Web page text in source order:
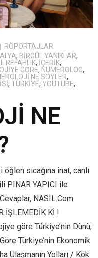
RÖPORTAJLAR
, BİRGÜL YANIKLAR,
REFAHLIK, IÇERIK,
GÖRE, NUMEROLOG,
NE SÖYLER,
, TÜRKIYE, YOUTUBE,
NE
sıcağına inat, canlı
PINAR YAPICI ile
NASIL.Com
İŞLEMEDİK Kİ !
göre Türkiye’nin Dünü;
Türkiye’nin Ekonomik
Ulaşmanın Yolları / Kök